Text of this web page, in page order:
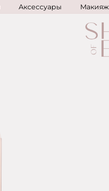
Аксессуары Макияж